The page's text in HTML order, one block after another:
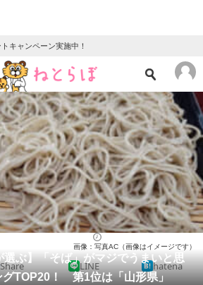
キャンペーン実施中！
ニュース
クイズ
地域
教育・育児
リサーチ
ぶ】「そば」がマジでうまいと思
グTOP20！ 第1位は「山形県」
画像：写真AC（画像はイメージです）
Share LINE hatena